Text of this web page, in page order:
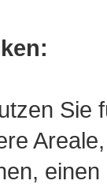
Sie